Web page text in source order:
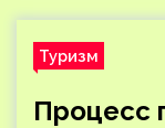
Туризм
Процесс